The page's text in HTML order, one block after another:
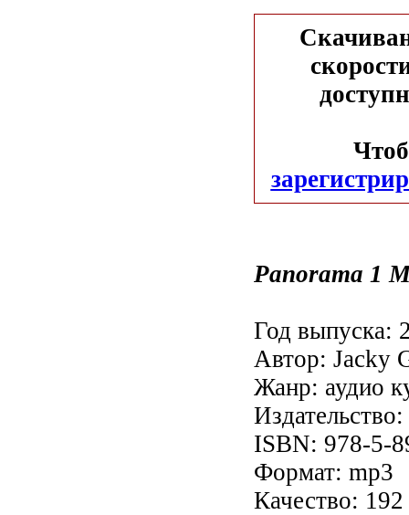
Panorama 1
Год выпуска:
Автор: Jacky
Жанр: аудио
ISBN: 978-5-
Формат: mp3
Качество: